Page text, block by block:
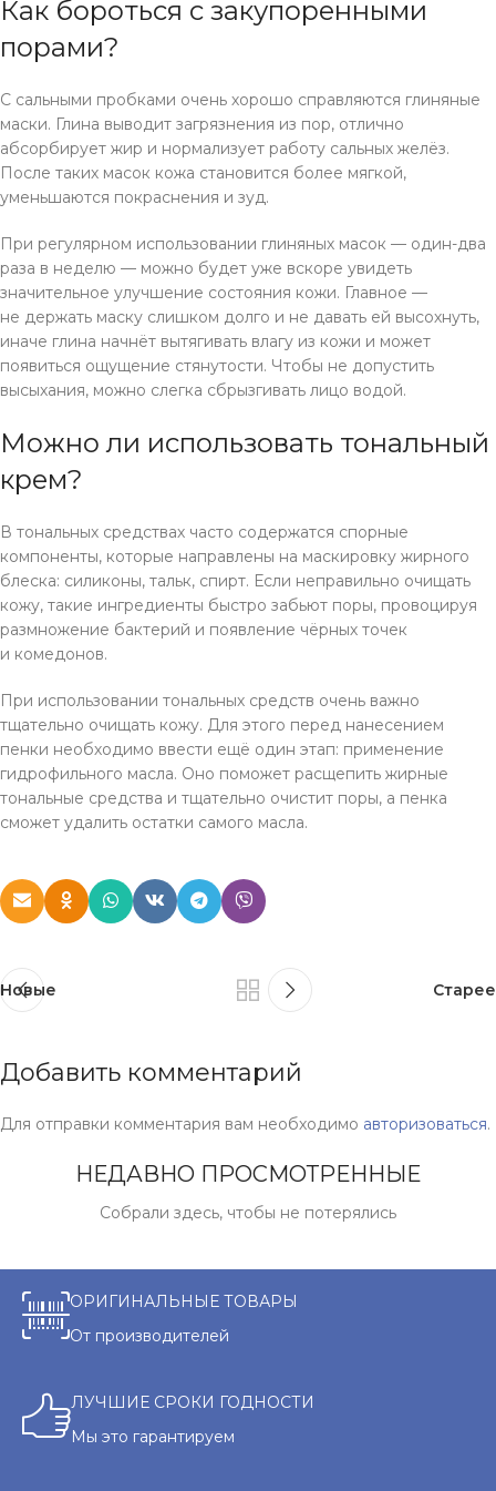
Как бороться с закупоренными
порами?
С сальными пробками очень хорошо справляются глиняные
маски. Глина выводит загрязнения из пор, отлично
абсорбирует жир и нормализует работу сальных желёз.
После таких масок кожа становится более мягкой,
уменьшаются покраснения и зуд.
При регулярном использовании глиняных масок — один-два
раза в неделю — можно будет уже вскоре увидеть
значительное улучшение состояния кожи. Главное —
не держать маску слишком долго и не давать ей высохнуть,
иначе глина начнёт вытягивать влагу из кожи и может
появиться ощущение стянутости. Чтобы не допустить
высыхания, можно слегка сбрызгивать лицо водой.
Можно ли использовать тональный
крем?
В тональных средствах часто содержатся спорные
компоненты, которые направлены на маскировку жирного
блеска: силиконы, тальк, спирт. Если неправильно очищать
кожу, такие ингредиенты быстро забьют поры, провоцируя
размножение бактерий и появление чёрных точек
и комедонов.
При использовании тональных средств очень важно
тщательно очищать кожу. Для этого перед нанесением
пенки необходимо ввести ещё один этап: применение
гидрофильного масла. Оно поможет расщепить жирные
тональные средства и тщательно очистит поры, а пенка
сможет удалить остатки самого масла.
Новые Старее
Добавить комментарий
Для отправки комментария вам необходимо авторизоваться.
НЕДАВНО ПРОСМОТРЕННЫЕ
Собрали здесь, чтобы не потерялись
ОРИГИНАЛЬНЫЕ ТОВАРЫ
От производителей
ЛУЧШИЕ СРОКИ ГОДНОСТИ
Мы это гарантируем